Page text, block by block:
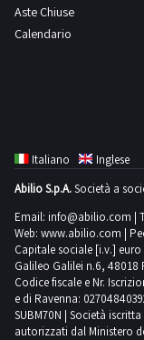
Si
che
dei
beni
inclusi
in
questo
a
Aste Chiuse
Calendario
Italiano
Inglese
Abilio S.p.A.Società a
Email: info@abilio.com |
Web: www.abilio.com |
Capitale sociale [i.v.] euro
Galileo Galilei n.6, 48018
Codice fiscale e Nr.
e di Ravenna:
SUBM70N | Società
autorizzati dal Ministero